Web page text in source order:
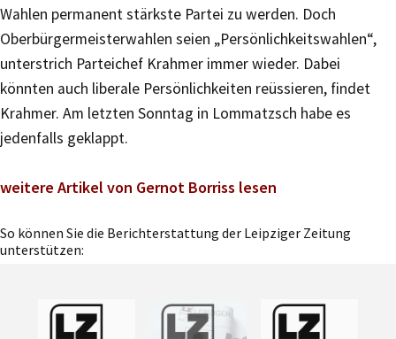
Wahlen permanent stärkste Partei zu werden. Doch
Oberbürgermeisterwahlen seien „Persönlichkeitswahlen“,
unterstrich Parteichef Krahmer immer wieder. Dabei
könnten auch liberale Persönlichkeiten reüssieren, findet
Krahmer. Am letzten Sonntag in Lommatzsch habe es
jedenfalls geklappt.
weitere Artikel von Gernot Borriss lesen
So können Sie die Berichterstattung der Leipziger Zeitung
unterstützen: